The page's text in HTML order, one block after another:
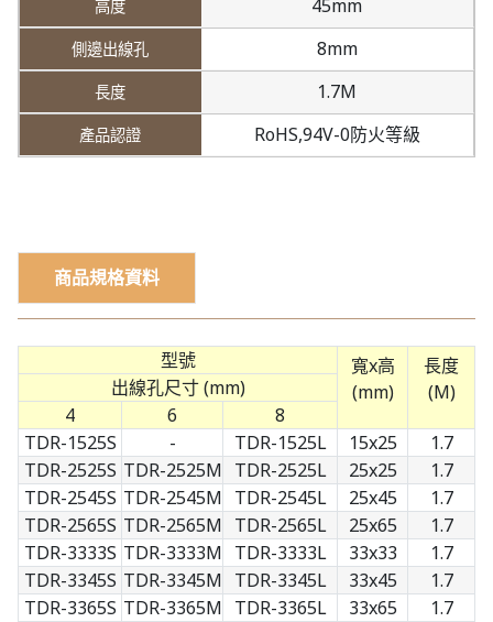
45mm
8mm
1.7M
RoHS,94V-0防火等級
商品規格資料
型號
寬x高
(mm)
長度
(M)
出線孔尺寸 (mm)
4
6
8
TDR-1525S
- TDR-1525L 15x25
1.7
TDR-2525S TDR-2525M TDR-2525L 25x25
1.7
TDR-2545S TDR-2545M TDR-2545L 25x45
1.7
TDR-2565S TDR-2565M TDR-2565L 25x65
1.7
TDR-3333S TDR-3333M TDR-3333L 33x33
1.7
TDR-3345S TDR-3345M TDR-3345L 33x45
1.7
TDR-3365S TDR-3365M TDR-3365L 33x65
1.7